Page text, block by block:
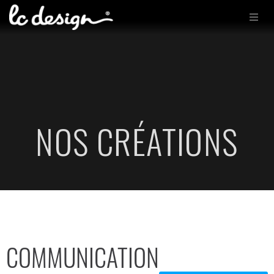
NOS CRÉATIONS
COMMUNICATION